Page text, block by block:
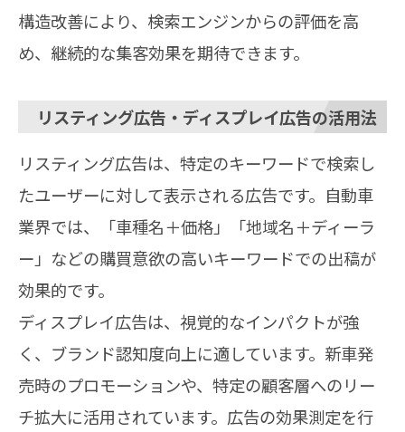
構造改善により、検索エンジンからの評価を高
め、継続的な集客効果を期待できます。
リスティング広告・ディスプレイ広告の活用法
リスティング広告は、特定のキーワードで検索し
たユーザーに対して表示される広告です。自動車
業界では、「車種名＋価格」「地域名＋ディーラ
ー」などの購買意欲の高いキーワードでの出稿が
効果的です。
ディスプレイ広告は、視覚的なインパクトが強
く、ブランド認知度向上に適しています。新車発
売時のプロモーションや、特定の顧客層へのリー
チ拡大に活用されています。広告の効果測定を行